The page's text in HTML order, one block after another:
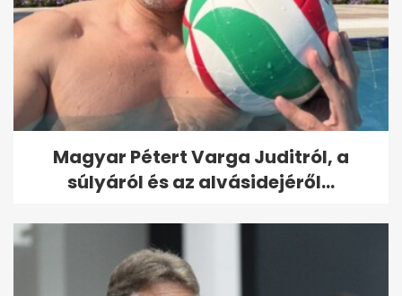
Magyar Pétert Varga Juditról, a
súlyáról és az alvásidejéről...